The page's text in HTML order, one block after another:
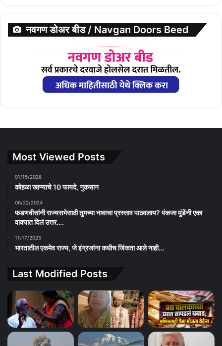
नवगण डोअर बीड / Navgan Doors Beed
Most Viewed Posts
01/15/2026
कोहळा खाण्याचे 10 फायदे, नुकसान
06/22/2024
फडणवीसांनी राज्यसभेसाठी तुमच्या नावाचा प्रस्ताव पाठवलाय? पंकजा मुंडेंनी एका
वाक्यात दिलं उत्तर….
11/17/2025
भारतातील एकमेव राज्य, जे इंग्रजांना कधीच जिंकता आले नाही…
Last Modified Posts